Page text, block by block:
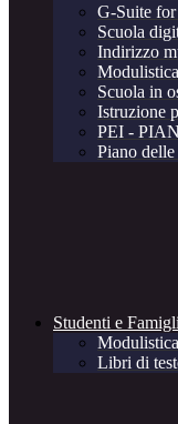
G-Suite
Scuola
Indirizzo
Scuola in
Istruzione
PEI -
Piano
Studenti e
Libri di